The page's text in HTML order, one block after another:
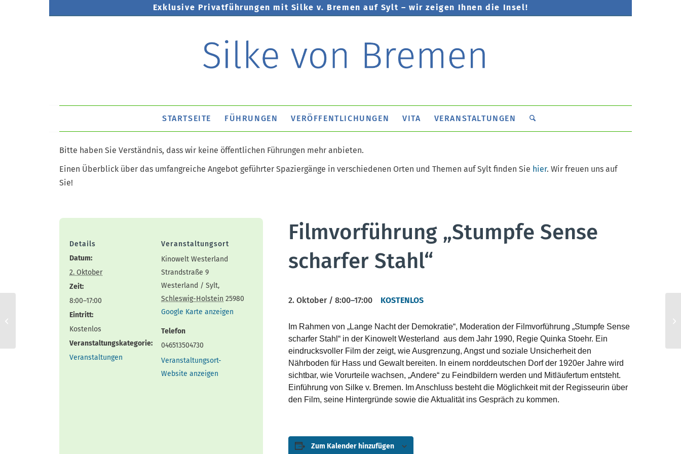
Exklusive Privatführungen mit Silke v. Bremen auf Sylt – wir zeigen Ihnen die Insel!
STARTSEITE FÜHRUNGEN VERÖFFENTLICHUNGEN VITA VERANSTALTUNGEN
Bitte haben Sie Verständnis, dass wir keine öffentlichen Führungen mehr anbieten.
Einen Überblick über das umfangreiche Angebot geführter Spaziergänge in verschiedenen Orten und Themen auf Sylt finden Sie hier. Wir freuen uns auf
Sie!
Filmvorführung „Stumpfe Sense
scharfer Stahl“
2. Oktober / 8:00–17:00 KOSTENLOS
Im Rahmen von „Lange Nacht der Demokratie“, Moderation der Filmvorführung „Stumpfe Sense
scharfer Stahl“ in der Kinowelt Westerland aus dem Jahr 1990, Regie Quinka Stoehr. Ein
eindrucksvoller Film der zeigt, wie Ausgrenzung, Angst und soziale Unsicherheit den
Nährboden für Hass und Gewalt bereiten. In einem norddeutschen Dorf der 1920er Jahre wird
sichtbar, wie Vorurteile wachsen, „Andere“ zu Feindbildern werden und Mitläufertum entsteht.
Einführung von Silke v. Bremen. Im Anschluss besteht die Möglichkeit mit der Regisseurin über
den Film, seine Hintergründe sowie die Aktualität ins Gespräch zu kommen.
Zum Kalender hinzufügen
Details
Datum:
2. Oktober
Zeit:
8:00–17:00
Eintritt:
Kostenlos
Veranstaltungskategorie:
Veranstaltungen
Veranstaltungsort
Kinowelt Westerland
Strandstraße 9
Westerland / Sylt,
Schleswig-Holstein 25980
Google Karte anzeigen
Telefon
046513504730
Veranstaltungsort-
Website anzeigen